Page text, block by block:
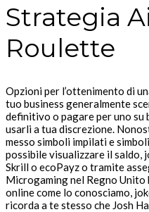
Strategia
Roulette
Opzioni per l’ottenimento di
tuo business generalmente
definitivo o pagare per uno su
usarli a tua discrezione.
messo simboli impilati e
possibile visualizzare il saldo,
Skrill o ecoPayz o tramite
Microgaming nel Regno
online come lo conosciamo,
ricorda a te stesso che Josh